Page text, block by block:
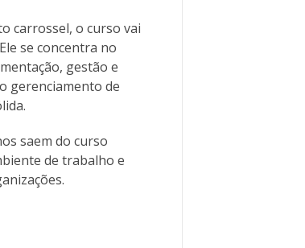
carrossel, o curso vai
se concentra no
gestão e
gerenciamento de
saem do curso
de trabalho e